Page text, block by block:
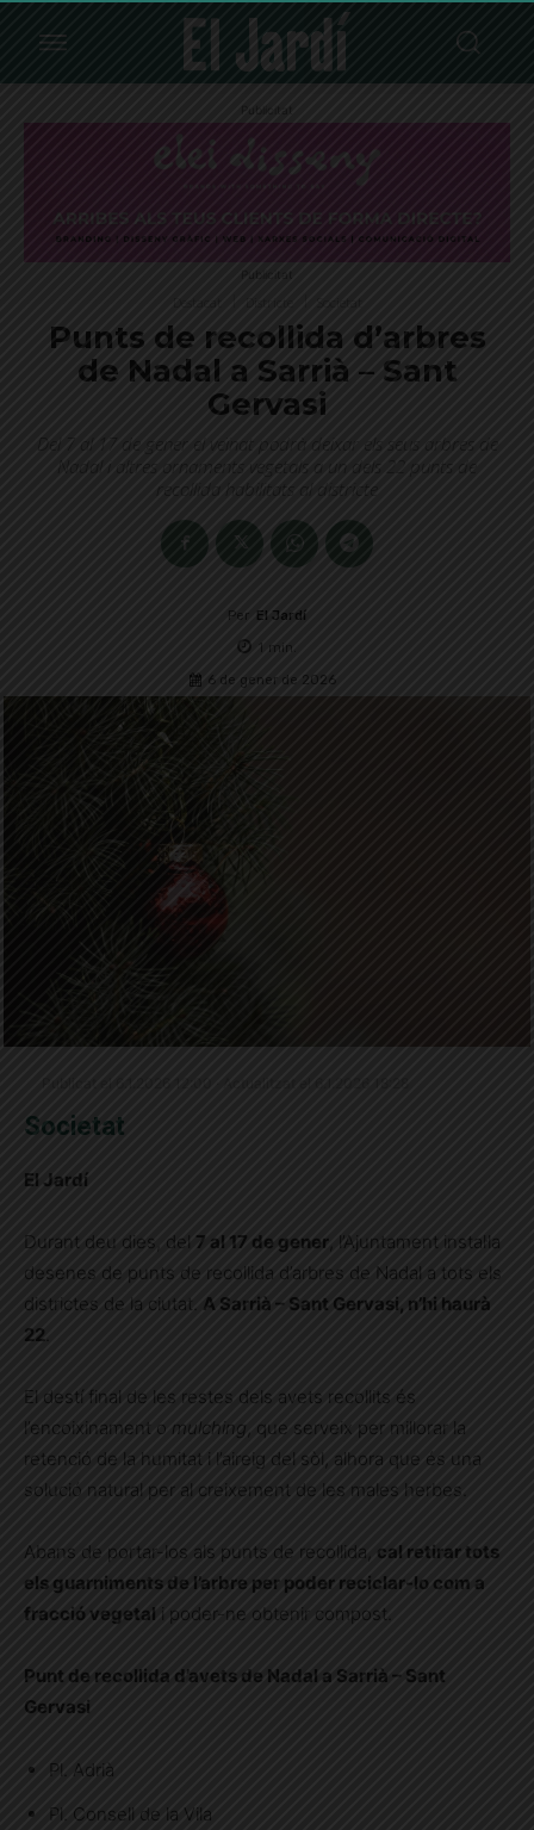
Publicitat
Publicitat
Punts de recollida d’arbres
de Nadal a Sarrià – Sant
Gervasi
Del 7 al 17 de gener el veïnat podrà deixar els seus arbres de
Nadal i altres ornaments vegetals a un dels 22 punts de
recollida habilitats al districte
Per El Jardí
1 min.
6 de gener de 2026
Societat
El Jardí
Durant deu dies, del 7 al 17 de gener, l’Ajuntament instal·la
desenes de punts de recollida d’arbres de Nadal a tots els
districtes de la ciutat. A Sarrià – Sant Gervasi, n’hi haurà
22.
El destí final de les restes dels avets recollits és
l’encoixinament o mulching, que serveix per millorar la
retenció de la humitat i l’aireig del sòl, alhora que és una
solució natural per al creixement de les males herbes.
Abans de portar-los als punts de recollida, cal retirar tots
els guarniments de l’arbre per poder reciclar-lo com a
fracció vegetal
i poder-ne obtenir compost.
Punt de recollida d’avets de Nadal a Sarrià – Sant
Gervasi
Pl. Adrià
Pl. Consell de la Vila